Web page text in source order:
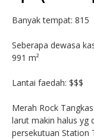
Banyak tempat: 815
Seberapa dewasa
991 m²
Lantai faedah: $$$
Merah Rock
larut makin halus yg
persekutuan Station